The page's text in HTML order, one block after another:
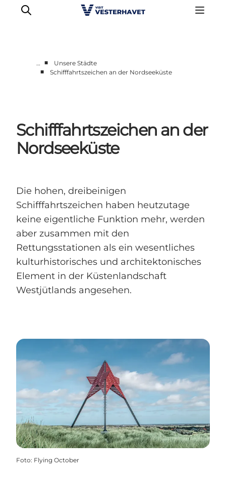
Essen & Übernachtung
Tickets kaufen
Plane deine Reise
… ■
Unsere Städte
■
Schifffahrtszeichen an der Nordseeküste
Schifffahrtszeichen an der
Nordseeküste
Die hohen, dreibeinigen
Schifffahrtszeichen haben heutzutage
keine eigentliche Funktion mehr, werden
aber zusammen mit den
Rettungsstationen als ein wesentliches
kulturhistorisches und architektonisches
Element in der Küstenlandschaft
Westjütlands angesehen.
Foto: Flying October